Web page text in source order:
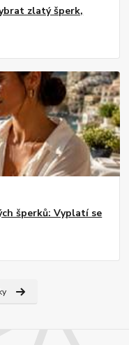
zlatý šperk,
šperků: Vyplatí se